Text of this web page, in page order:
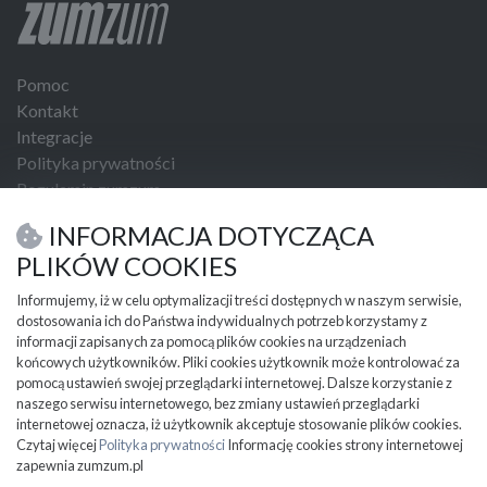
Aktywny asystent hamowania awaryjnego
Asystent pasa ruchu
Poduszka powietrzna kierowcy
Poduszka powietrzna pasażera
Poduszka kolan kierowcy
Boczne poduszki powietrzne - przód
Kurtyny powietrzne - tył
Boczne poduszki powietrzne - tył
Isofix (punkty mocowania fotelika dziecięcego)
Klimatyzacja automatyczna: 3 strefowa
Szyberdach szklany - przesuwny i uchylny elektrycz
Tapicerka skórzana
Tempomat adaptacyjny ACC
Reflektory laserowe
Pomoc
Kontakt
Integracje
Polityka prywatności
Regulamin zumzum
USŁUGI I NARZĘDZIA
PRZYDATNE INFORMACJE
Partnerzy
Cennik
Mapa kategorii
Mapa miejscowości
Ważne informacje
INFORMACJA DOTYCZĄCA
PLIKÓW COOKIES
Informujemy, iż w celu optymalizacji treści dostępnych w naszym serwisie,
dostosowania ich do Państwa indywidualnych potrzeb korzystamy z
informacji zapisanych za pomocą plików cookies na urządzeniach
końcowych użytkowników. Pliki cookies użytkownik może kontrolować za
pomocą ustawień swojej przeglądarki internetowej. Dalsze korzystanie z
naszego serwisu internetowego, bez zmiany ustawień przeglądarki
internetowej oznacza, iż użytkownik akceptuje stosowanie plików cookies.
Czytaj więcejPolityka prywatnościInformację cookies strony internetowej
zapewnia zumzum.pl